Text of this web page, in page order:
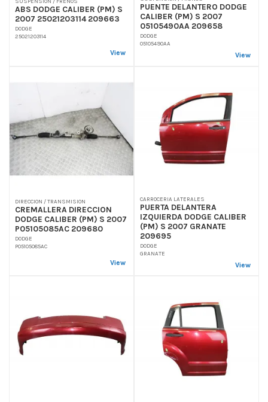
ABS DODGE CALIBER (PM) S
2007 25021203114 209663
DODGE
25021203114
View
PUENTE DELANTERO DODGE
CALIBER (PM) S 2007
05105490AA 209658
DODGE
05105490AA
View
DIRECCION / TRANSMISION
CREMALLERA DIRECCION
DODGE CALIBER (PM) S 2007
P05105085AC 209680
DODGE
P05105085AC
View
CARROCERIA LATERALES
PUERTA DELANTERA
IZQUIERDA DODGE CALIBER
(PM) S 2007 GRANATE
209695
DODGE
GRANATE
View